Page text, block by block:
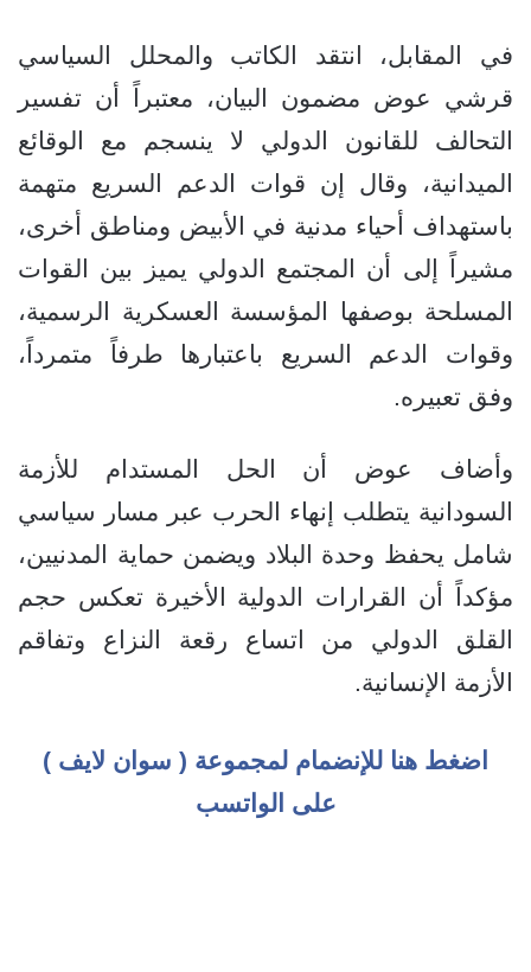
في المقابل، انتقد الكاتب والمحلل السياسي
قرشي عوض مضمون البيان، معتبراً أن تفسير
التحالف للقانون الدولي لا ينسجم مع الوقائع
الميدانية، وقال إن قوات الدعم السريع متهمة
باستهداف أحياء مدنية في الأبيض ومناطق أخرى،
مشيراً إلى أن المجتمع الدولي يميز بين القوات
المسلحة بوصفها المؤسسة العسكرية الرسمية،
وقوات الدعم السريع باعتبارها طرفاً متمرداً،
وفق تعبيره.
وأضاف عوض أن الحل المستدام للأزمة
السودانية يتطلب إنهاء الحرب عبر مسار سياسي
شامل يحفظ وحدة البلاد ويضمن حماية المدنيين،
مؤكداً أن القرارات الدولية الأخيرة تعكس حجم
القلق الدولي من اتساع رقعة النزاع وتفاقم
الأزمة الإنسانية.
اضغط هنا للإنضمام لمجموعة ( سوان لايف )
على الواتسب